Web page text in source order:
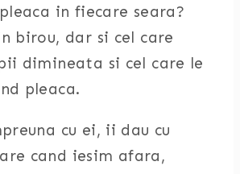
in fiecare seara?
birou, dar si cel care
dimineata si cel care le
pleaca.
cu ei, ii dau cu
cand iesim afara,